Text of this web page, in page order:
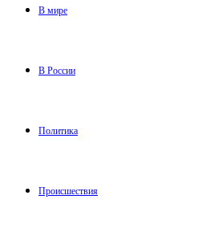
В мире
В России
Политика
Происшествия